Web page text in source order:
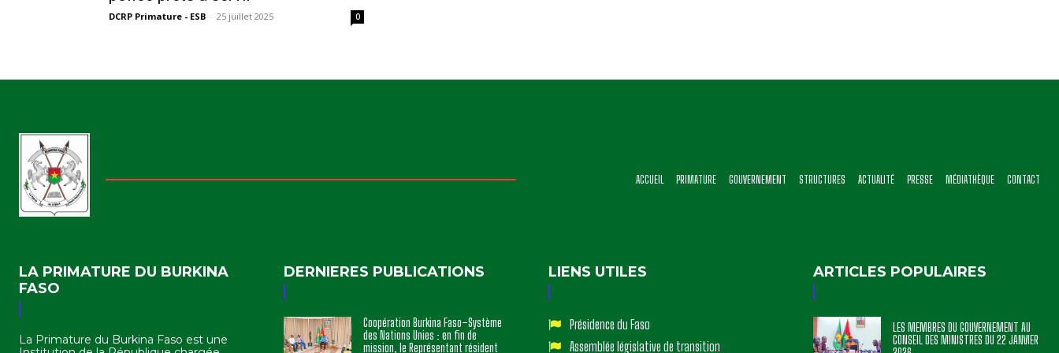
DCRP Primature - ESB - 25 juillet 2025 0
ACCUEIL PRIMATURE GOUVERNEMENT STRUCTURES ACTUALITÉ PRESSE MÉDIATHÈQUE CONTACT
LA PRIMATURE DU BURKINA
FASO
La Primature du Burkina Faso est une
DERNIERES PUBLICATIONS
Coopération Burkina Faso–Système
des Nations Unies : en fin de
mission, le Représentant résident
LIENS UTILES
Présidence du Faso
Assemblée législative de transition
ARTICLES POPULAIRES
LES MEMBRES DU GOUVERNEMENT AU
CONSEIL DES MINISTRES DU 22 JANVIER